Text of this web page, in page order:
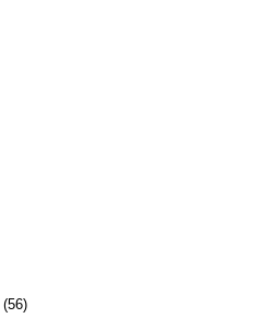
(56)